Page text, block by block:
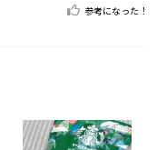
参考になった！